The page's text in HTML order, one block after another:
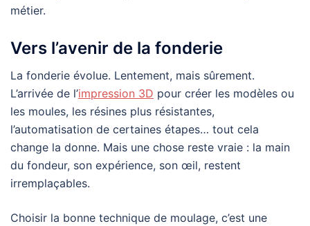
métier.
Vers l’avenir de la fonderie
La fonderie évolue. Lentement, mais sûrement.
L’arrivée de l’impression 3D pour créer les modèles ou
les moules, les résines plus résistantes,
l’automatisation de certaines étapes… tout cela
change la donne. Mais une chose reste vraie : la main
du fondeur, son expérience, son œil, restent
irremplaçables.
Choisir la bonne technique de moulage, c’est une